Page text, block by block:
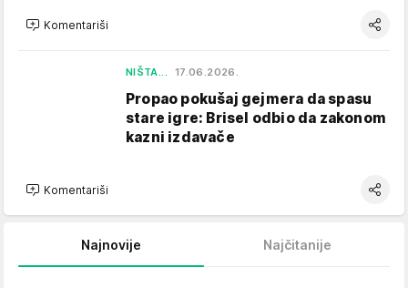
Komentariši
NIŠTA... 17.06.2026.
Propao pokušaj gejmera da spasu
stare igre: Brisel odbio da zakonom
kazni izdavače
Komentariši
Najnovije Najčitanije